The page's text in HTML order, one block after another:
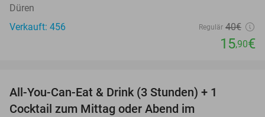
Düren
Verkauft: 456
Regulär 40€
15,90€
All-You-Can-Eat & Drink (3 Stunden) + 1
Cocktail zum Mittag oder Abend im